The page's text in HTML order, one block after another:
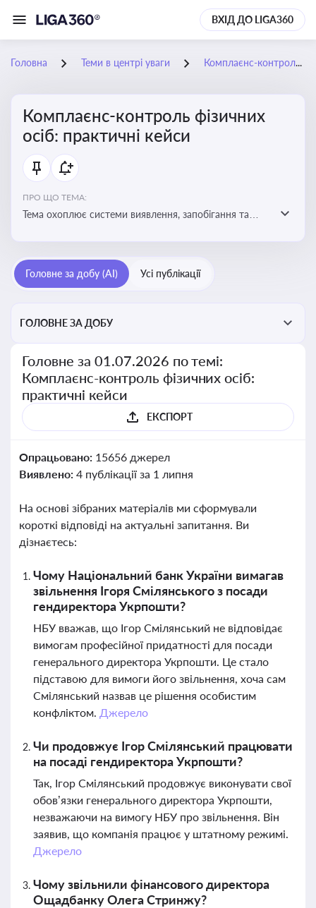
ВХІД ДО LIGA360
Головна Теми в центрі уваги Комплаєнс-контроль фізичних осіб: практичні кейси
Комплаєнс-контроль фізичних
осіб: практичні кейси
ПРО ЩО ТЕМА:
Тема охоплює системи виявлення, запобігання та
Головне за добу (AI) Усі публікації
ГОЛОВНЕ ЗА ДОБУ
Головне за 01.07.2026 по темі:
Комплаєнс-контроль фізичних осіб:
практичні кейси
ЕКСПОРТ
Опрацьовано: 15656 джерел
Виявлено: 4 публікації за 1 липня
На основі зібраних матеріалів ми сформували
короткі відповіді на актуальні запитання. Ви
дізнаєтесь:
Чому Національний банк України вимагав
звільнення Ігоря Смілянського з посади
гендиректора Укрпошти?
НБУ вважав, що Ігор Смілянський не відповідає
вимогам професійної придатності для посади
генерального директора Укрпошти. Це стало
підставою для вимоги його звільнення, хоча сам
Смілянський назвав це рішення особистим
конфліктом. Джерело
Чи продовжує Ігор Смілянський працювати
на посаді гендиректора Укрпошти?
Так, Ігор Смілянський продовжує виконувати свої
обов’язки генерального директора Укрпошти,
незважаючи на вимогу НБУ про звільнення. Він
заявив, що компанія працює у штатному режимі.
Джерело
Чому звільнили фінансового директора
Ощадбанку Олега Стринжу?